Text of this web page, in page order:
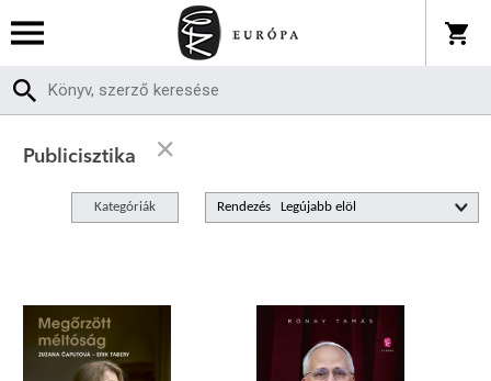
Publicisztika
Kategóriák Rendezés